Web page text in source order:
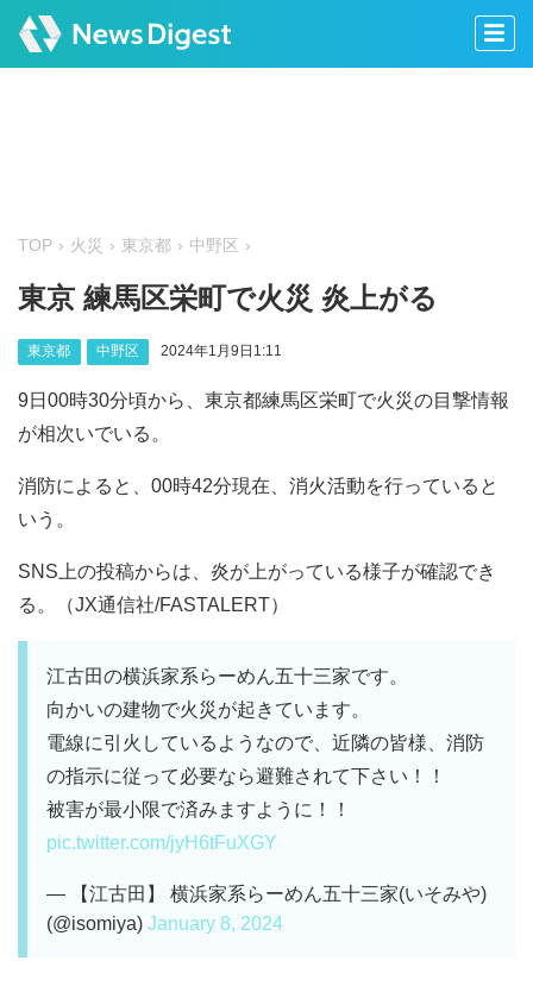
TOP 火災 東京都 中野区
東京 練馬区栄町で火災 炎上がる
東京都 中野区 2024年1月9日1:11
9日00時30分頃から、東京都練馬区栄町で火災の目撃情報
が相次いでいる。
消防によると、00時42分現在、消火活動を行っていると
いう。
SNS上の投稿からは、炎が上がっている様子が確認でき
る。（JX通信社/FASTALERT）
江古田の横浜家系らーめん五十三家です。
向かいの建物で火災が起きています。
電線に引火しているようなので、近隣の皆様、消防
の指示に従って必要なら避難されて下さい！！
被害が最小限で済みますように！！
pic.twitter.com/jyH6tFuXGY
— 【江古田】 横浜家系らーめん五十三家(いそみや)
(@isomiya) January 8, 2024